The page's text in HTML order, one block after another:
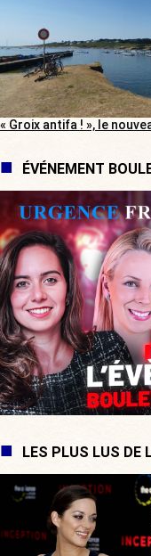
« Groix antifa ! », le
ÉVÉNEMENT
LES PLUS LUS DE